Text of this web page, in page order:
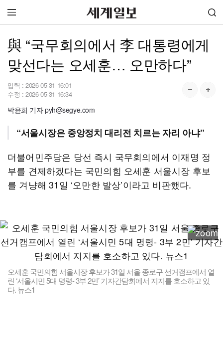
與 “국무회의에서 李 대통령에게
맞선다는 오세훈… 오만하다”
입력 : 2026-05-31 16:01
수정 : 2026-05-31 16:34
박윤희 기자 pyh@segye.com
“서울시장은 중앙정치 대리전 치르는 자리 아냐”
더불어민주당은 당선 즉시 국무회의에서 이재명 정
부를 견제하겠다는 국민의힘 오세훈 서울시장 후보
를 겨냥해 31일 ‘오만한 발상’이라고 비판했다.
오세훈 국민의힘 서울시장 후보가 31일 서울 종로구 선거캠프에서 열
린 ‘서울시민 5대 명령- 3부 2민’ 기자간담회에서 지지를 호소하고 있
다. 뉴스1